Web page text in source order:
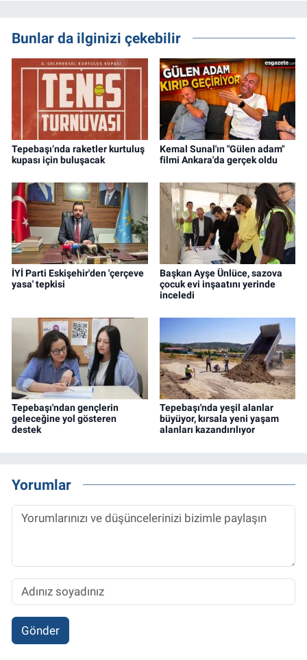
Bunlar da ilginizi çekebilir
Tepebaşı’nda raketler kurtuluş
kupası için buluşacak
Kemal Sunal'ın "Gülen adam"
filmi Ankara'da gerçek oldu
İYİ Parti Eskişehir'den 'çerçeve
yasa' tepkisi
Başkan Ayşe Ünlüce, sazova
çocuk evi inşaatını yerinde
inceledi
Tepebaşı'ndan gençlerin
geleceğine yol gösteren
destek
Tepebaşı'nda yeşil alanlar
büyüyor, kırsala yeni yaşam
alanları kazandırılıyor
Yorumlar
Gönder